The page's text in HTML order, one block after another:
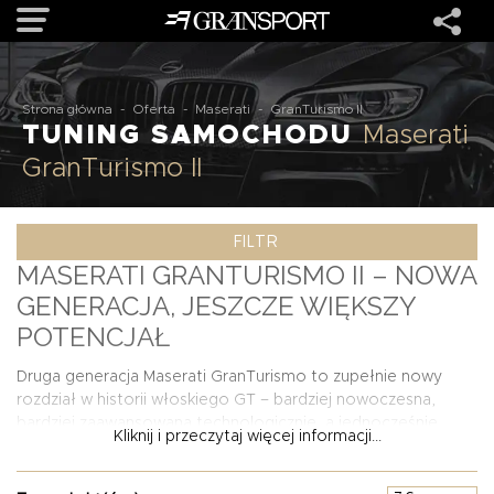
OFERTA
MARKI
REALIZACJE
O NAS
USŁUGI
KONTAKT
Strona główna - Oferta - Maserati - GranTurismo II
TUNING SAMOCHODUMaserati
GranTurismo II
FILTR
MASERATI GRANTURISMO II – NOWA
GENERACJA, JESZCZE WIĘKSZY
POTENCJAŁ
Druga generacja Maserati GranTurismo to zupełnie nowy
rozdział w historii włoskiego GT – bardziej nowoczesna,
wierna stylistycznym wartościom marki. Dla kierowców,
którzy chcą podkreślić indywidualny charakter swojego
Kliknij i przeczytaj więcej informacji...